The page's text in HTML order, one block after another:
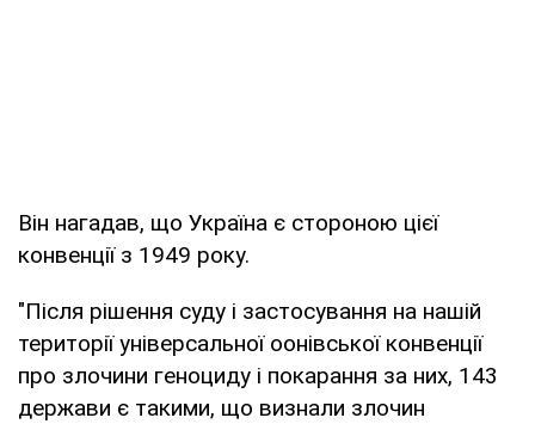
Він нагадав, що Україна є стороною цієї
конвенції з 1949 року.
"Після рішення суду і застосування на нашій
території універсальної оонівської конвенції
про злочини геноциду і покарання за них, 143
держави є такими, що визнали злочин